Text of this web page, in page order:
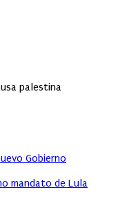
palestina
Gobierno
mandato de Lula